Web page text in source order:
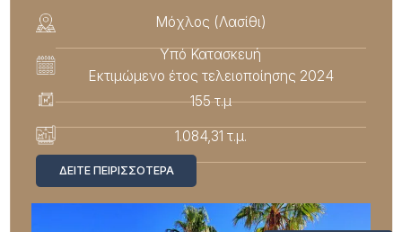
Μόχλος (Λασίθι)
Υπό Κατασκευή
Εκτιμώμενο έτος τελειοποίησης 2024
155 τ.μ
1.084,31 τ.μ.
ΔΕΊΤΕ ΠΕΙΡΙΣΣΌΤΕΡΑ